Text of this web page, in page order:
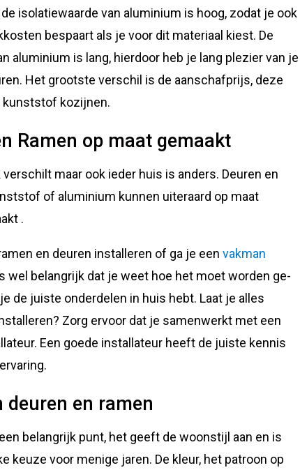
de isolatiewaarde van aluminium is hoog, zodat je ook
bespaart als je voor dit materiaal kiest. De
aluminium is lang, hierdoor heb je lang plezier van je
Het grootste verschil is de aanschafprijs, deze
kunststof kozijnen.
Ramen op maat gemaakt
verschilt maar ook ieder huis is anders. Deuren en
of aluminium kunnen uiteraard op maat
.
en deuren installeren of ga je een vakman
wel belangrijk dat je weet hoe het moet worden ge-
de juiste onderdelen in huis hebt. Laat je alles
Zorg ervoor dat je samenwerkt met een
Een goede installateur heeft de juiste kennis
deuren en ramen
belangrijk punt, het geeft de woonstijl aan en is
keuze voor menige jaren. De kleur, het patroon op